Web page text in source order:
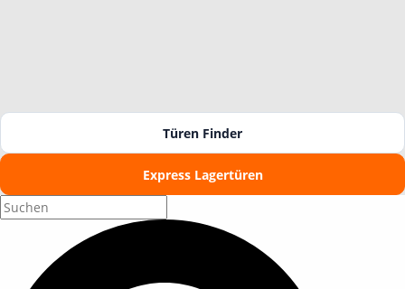
Türen Finder
Express Lagertüren